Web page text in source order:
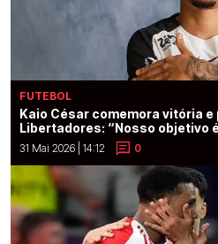
FUTEBOL
Kaio César comemora vitória
Libertadores: “Nosso objetivo
31 Mai 2026 | 14:12 0